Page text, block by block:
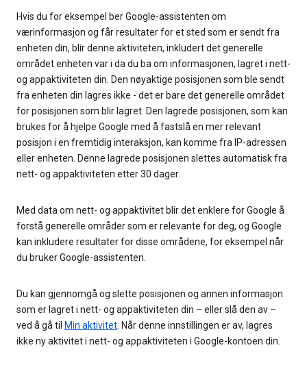
Hvis du for eksempel ber Google-assistenten om
værinformasjon og får resultater for et sted som er sendt fra
enheten din, blir denne aktiviteten, inkludert det generelle
området enheten var i da du ba om informasjonen, lagret i nett-
og appaktiviteten din. Den nøyaktige posisjonen som ble sendt
fra enheten din lagres ikke - det er bare det generelle området
for posisjonen som blir lagret. Den lagrede posisjonen, som kan
brukes for å hjelpe Google med å fastslå en mer relevant
posisjon i en fremtidig interaksjon, kan komme fra IP-adressen
eller enheten. Denne lagrede posisjonen slettes automatisk fra
nett- og appaktiviteten etter 30 dager.
Med data om nett- og appaktivitet blir det enklere for Google å
forstå generelle områder som er relevante for deg, og Google
kan inkludere resultater for disse områdene, for eksempel når
du bruker Google-assistenten.
Du kan gjennomgå og slette posisjonen og annen informasjon
som er lagret i nett- og appaktiviteten din – eller slå den av –
ved å gå til Min aktivitet. Når denne innstillingen er av, lagres
ikke ny aktivitet i nett- og appaktiviteten i Google-kontoen din.